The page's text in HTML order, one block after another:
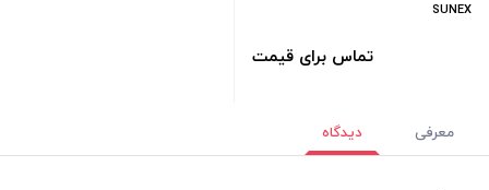
SUNEX
تماس برای قیمت
معرفی دیدگاه